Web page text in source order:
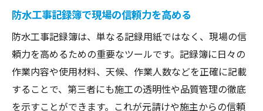
防水工事記録簿で現場の信頼力を高める
防水工事記録簿は、単なる記録用紙ではなく、現場の信
頼力を高めるための重要なツールです。記録簿に日々の
作業内容や使用材料、天候、作業人数などを正確に記載
することで、第三者にも施工の透明性や品質管理の徹底
を示すことができます。これが元請けや施主からの信頼